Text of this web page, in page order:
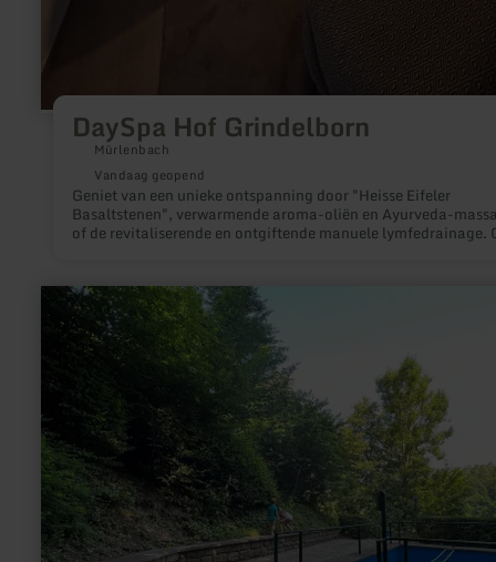
DaySpa Hof Grindelborn
Mürlenbach
Vandaag geopend
Geniet van een unieke ontspanning door "Heisse Eifeler
Basaltstenen", verwarmende aroma-oliën en Ayurveda-
of de revitaliserende en ontgiftende manuele lymfedrainage.
meer
informatie
over:
Kneipp
watertrappelbad
stuwmeer